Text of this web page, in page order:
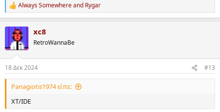
R
e
t
i
s
:
Always Somewhereand Rygar
xc8
RetroWannaBe
18 Δεκ 2024 #13
Panagiotis1974 είπε:
XT/IDE